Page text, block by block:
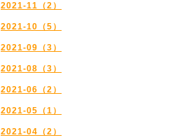
2021-11（2）
2021-10（5）
2021-09（3）
2021-08（3）
2021-06（2）
2021-05（1）
2021-04（2）